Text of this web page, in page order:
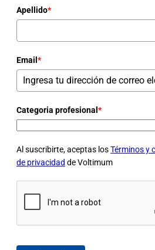
Apellido*
Email *
Categoria profesional *
Al suscribirte, aceptas losTérminos y
de privacidad de Voltimum